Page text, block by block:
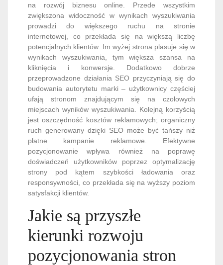
na rozwój biznesu online. Przede wszystkim
zwiększona widoczność w wynikach wyszukiwania
prowadzi do większego ruchu na stronie
internetowej, co przekłada się na większą liczbę
potencjalnych klientów. Im wyżej strona plasuje się w
wynikach wyszukiwania, tym większa szansa na
kliknięcia i konwersje. Dodatkowo dobrze
przeprowadzone działania SEO przyczyniają się do
budowania autorytetu marki – użytkownicy częściej
ufają stronom znajdującym się na czołowych
miejscach wyników wyszukiwania. Kolejną korzyścią
jest oszczędność kosztów reklamowych; organiczny
ruch generowany dzięki SEO może być tańszy niż
płatne kampanie reklamowe. Efektywne
pozycjonowanie wpływa również na poprawę
doświadczeń użytkowników poprzez optymalizację
strony pod kątem szybkości ładowania oraz
responsywności, co przekłada się na wyższy poziom
satysfakcji klientów.
Jakie są przyszłe
kierunki rozwoju
pozycjonowania stron